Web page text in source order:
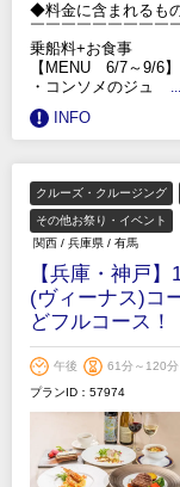
◆料金に含まれるも
￣￣￣￣￣￣￣￣￣
乗船料+お食事
【MENU 6/7～9/6】
・コンソメのジュ
INFO
クルーズ・クルージング
その他お祭り・イベント
関西 / 兵庫県 / 有馬
【兵庫・神戸
(ヴィーナス)コ
どフルコース！
午後 61分～120分
プランID：57974